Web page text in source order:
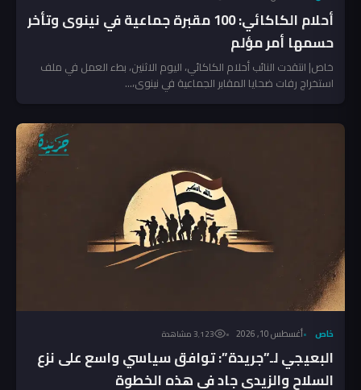
أحلام الكاكائي: 100 مقبرة جماعية في نينوى وتأخر
حسمها أمر مؤلم
خاص| انتقدت النائب أحلام الكاكائي، اليوم الاثنين، بطء العمل في ملف
استخراج رفات ضحايا المقابر الجماعية في نينوى،...
خاص أغسطس 10, 2026 3٬123 مشاهدة
البعيجي لـ”جريدة”: توافق سياسي واسع على نزع
السلاح والزيدي جاد في هذه الخطوة